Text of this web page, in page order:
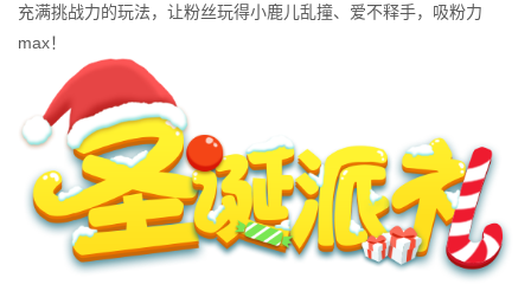
充满挑战力的玩法，让粉丝玩得小鹿儿乱撞、爱不释手，吸粉力
max！